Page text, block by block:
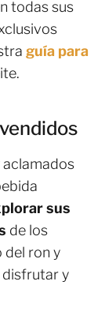
todas sus
guía para
aclamados
sus
de los
del ron y
disfrutar y